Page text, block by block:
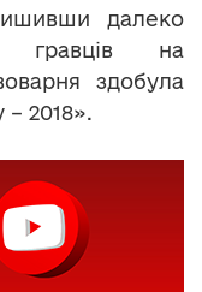
далеко
гравців на
здобула
2018».